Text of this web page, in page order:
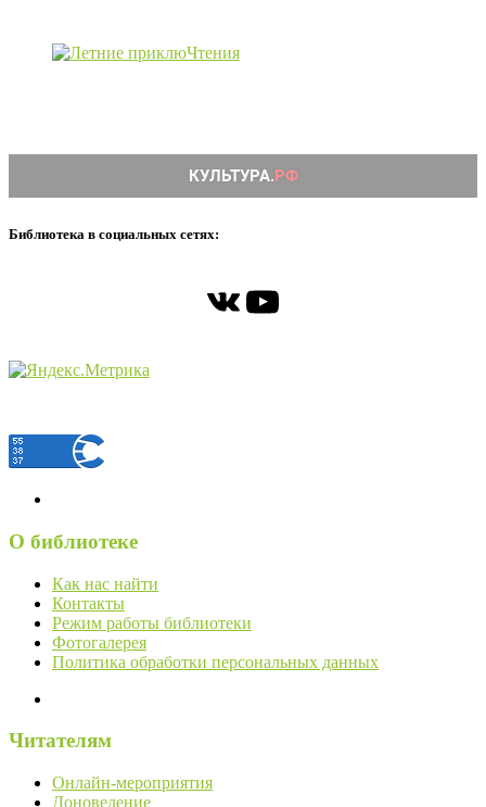
Библиотека в социальных сетях:
ВКонтакте
YouTube
О библиотеке
Как нас найти
Контакты
Режим работы библиотеки
Фотогалерея
Политика обработки персональных данных
Читателям
Онлайн-мероприятия
Доноведение